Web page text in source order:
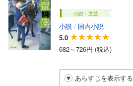
小説・文芸
小説 / 国内小説
5.0
682～726円 (税込)
あらすじを表示する